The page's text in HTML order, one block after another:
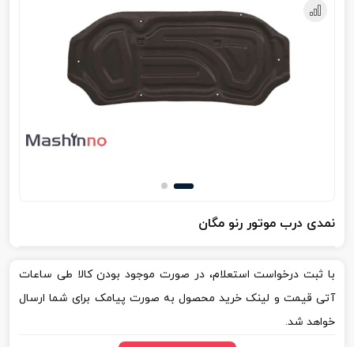
نمدی درب موتور رنو مگان
با ثبت درخواست استعلام، در صورت موجود بودن کالا طی ساعات
آتی قیمت و لینک خرید محصول به صورت پیامک برای شما ارسال
خواهد شد.